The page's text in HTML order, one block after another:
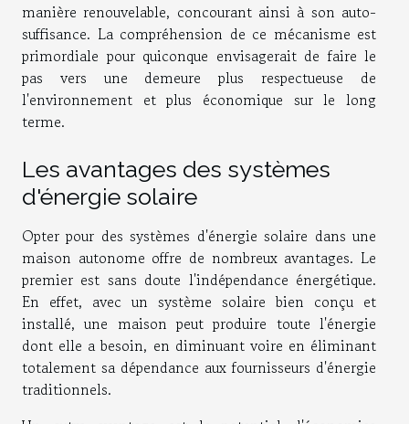
manière renouvelable, concourant ainsi à son auto-
suffisance. La compréhension de ce mécanisme est
primordiale pour quiconque envisagerait de faire le
pas vers une demeure plus respectueuse de
l'environnement et plus économique sur le long
terme.
Les avantages des systèmes
d'énergie solaire
Opter pour des systèmes d'énergie solaire dans une
maison autonome offre de nombreux avantages. Le
premier est sans doute l'indépendance énergétique.
En effet, avec un système solaire bien conçu et
installé, une maison peut produire toute l'énergie
dont elle a besoin, en diminuant voire en éliminant
totalement sa dépendance aux fournisseurs d'énergie
traditionnels.